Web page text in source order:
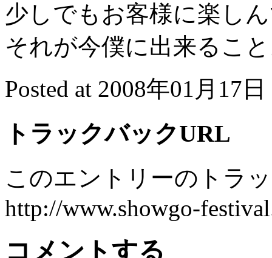
少しでもお客様に楽し
それが今僕に出来るこ
Posted at 2008年01月17
トラックバックURL
このエントリーのトラ
http://www.showgo-
コメントする